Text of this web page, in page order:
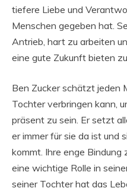
tiefere Liebe und
Menschen gegeben hat.
Antrieb, hart zu arbeiten
eine gute Zukunft bieten
Ben Zucker schätzt jeden
Tochter verbringen kann,
präsent zu sein. Er setzt
er immer für sie da ist und
kommt. Ihre enge Bindung
eine wichtige Rolle in
seiner Tochter hat das